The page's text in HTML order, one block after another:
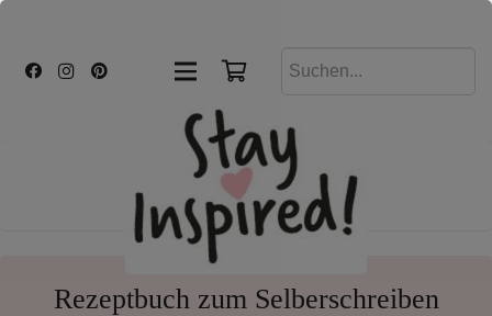
Rezeptbuch zum Selberschreiben